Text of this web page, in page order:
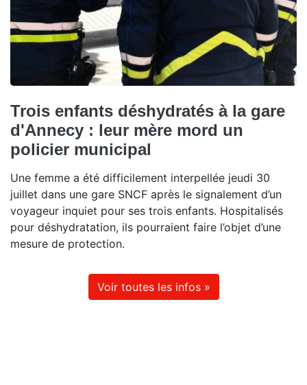
Trois enfants déshydratés à la gare
d'Annecy : leur mère mord un
policier municipal
Une femme a été difficilement interpellée jeudi 30
juillet dans une gare SNCF après le signalement d’un
voyageur inquiet pour ses trois enfants. Hospitalisés
pour déshydratation, ils pourraient faire l’objet d’une
mesure de protection.
Voir toutes les infos »